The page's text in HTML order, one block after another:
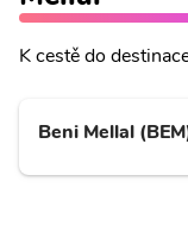
K cestě do
Beni Mellal